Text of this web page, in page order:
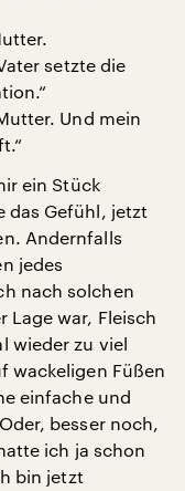
setzte die
Und mein
ein Stück
das Gefühl, jetzt
Andernfalls
jedes
nach solchen
Lage war, Fleisch
wieder zu viel
wackeligen Füßen
einfache und
besser noch,
ich ja schon
bin jetzt